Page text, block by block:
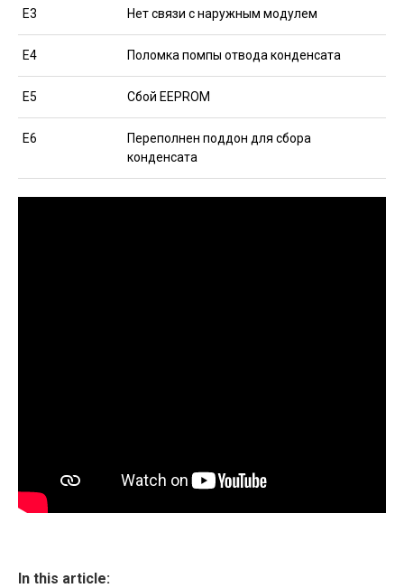
Е3 Нет связи с наружным модулем
Е4 Поломка помпы отвода конденсата
Е5 Сбой EEPROM
Е6
Переполнен поддон для сбора
конденсата
In this article: